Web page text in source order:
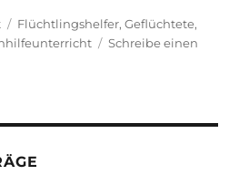
Schlagwörter
Flüchtlingshelfer,Geflüchtete,
Schreibe einen